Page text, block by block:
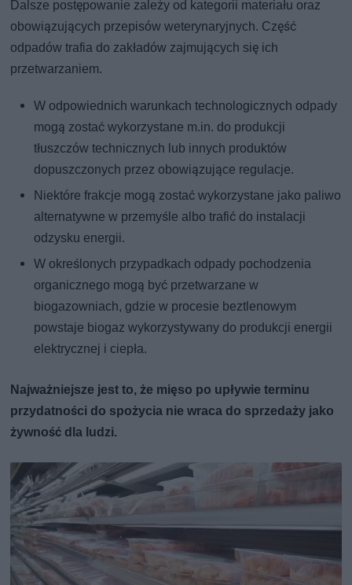
Dalsze postępowanie zależy od kategorii materiału oraz
obowiązujących przepisów weterynaryjnych. Część
odpadów trafia do zakładów zajmujących się ich
przetwarzaniem.
W odpowiednich warunkach technologicznych odpady
mogą zostać wykorzystane m.in. do produkcji
tłuszczów technicznych lub innych produktów
dopuszczonych przez obowiązujące regulacje.
Niektóre frakcje mogą zostać wykorzystane jako paliwo
alternatywne w przemyśle albo trafić do instalacji
odzysku energii.
W określonych przypadkach odpady pochodzenia
organicznego mogą być przetwarzane w
biogazowniach, gdzie w procesie beztlenowym
powstaje biogaz wykorzystywany do produkcji energii
elektrycznej i ciepła.
Najważniejsze jest to, że mięso po upływie terminu
przydatności do spożycia nie wraca do sprzedaży jako
żywność dla ludzi.